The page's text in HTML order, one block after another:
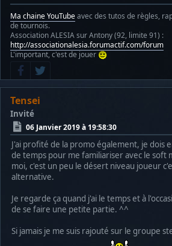
Ma chaine YouTubeavec des tutos de règles,
de tournois.
Association ALESIA sur Antony (92, limite 91) :
http://associationalesia.forumactif.com/forum
L'important, c'est de jouer
Tensei
Invité
06 Janvier 2019 à 19:58:30
J'ai profité de la promo également, je dois
de temps pour me familiariser avec le soft
moi, c'est un peu le désert niveau joueur
alternative.
Je regarde ça quand j'ai le temps et à
de se faire une petite partie. ^^
Si jamais je me suis rajouté sur le groupe